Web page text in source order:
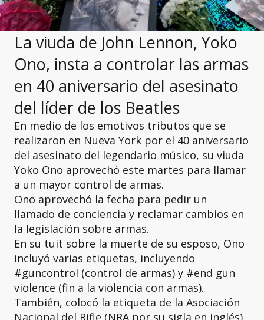
La viuda de John Lennon, Yoko
Ono, insta a controlar las armas
en 40 aniversario del asesinato
del líder de los Beatles
En medio de los emotivos tributos que se
realizaron en Nueva York por el 40 aniversario
del asesinato del legendario músico, su viuda
Yoko Ono aprovechó este martes para llamar
a un mayor control de armas.
Ono aprovechó la fecha para pedir un
llamado de conciencia y reclamar cambios en
la legislación sobre armas.
En su tuit sobre la muerte de su esposo, Ono
incluyó varias etiquetas, incluyendo
#guncontrol (control de armas) y #end gun
violence (fin a la violencia con armas).
También, colocó la etiqueta de la Asociación
Nacional del Rifle (NRA por su sigla en inglés),